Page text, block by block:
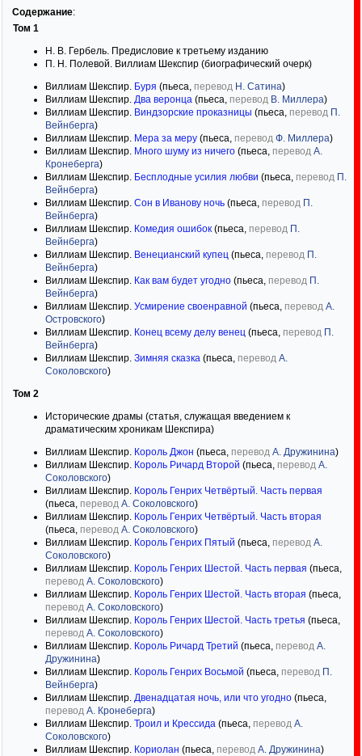
Содержание:
Том 1
Н. В. Гербель. Предисловие к третьему изданию
П. Н. Полевой. Виллиам Шекспир (биографический очерк)
Виллиам Шекспир. Буря (пьеса, перевод Н. Сатина)
Виллиам Шекспир. Два веронца (пьеса, перевод В. Миллера)
Виллиам Шекспир. Виндзорские проказницы (пьеса, перевод П.
Вейнберга)
Виллиам Шекспир. Мера за меру (пьеса, перевод Ф. Миллера)
Виллиам Шекспир. Много шуму из ничего (пьеса, перевод А.
Кронеберга)
Виллиам Шекспир. Бесплодные усилия любви (пьеса, перевод П.
Вейнберга)
Виллиам Шекспир. Сон в Иванову ночь (пьеса, перевод П.
Вейнберга)
Виллиам Шекспир. Комедия ошибок (пьеса, перевод П.
Вейнберга)
Виллиам Шекспир. Венецианский купец (пьеса, перевод П.
Вейнберга)
Виллиам Шекспир. Как вам будет угодно (пьеса, перевод П.
Вейнберга)
Виллиам Шекспир. Усмирение своенравной (пьеса, перевод А.
Островского)
Виллиам Шекспир. Конец всему делу венец (пьеса, перевод П.
Вейнберга)
Виллиам Шекспир. Зимняя сказка (пьеса, перевод А.
Соколовского)
Том 2
Исторические драмы (статья, служащая введением к
драматическим хроникам Шекспира)
Виллиам Шекспир. Король Джон (пьеса, перевод А. Дружинина)
Виллиам Шекспир. Король Ричард Второй (пьеса, перевод А.
Соколовского)
Виллиам Шекспир. Король Генрих Четвёртый. Часть первая
(пьеса, перевод А. Соколовского)
Виллиам Шекспир. Король Генрих Четвёртый. Часть вторая
(пьеса, перевод А. Соколовского)
Виллиам Шекспир. Король Генрих Пятый (пьеса, перевод А.
Соколовского)
Виллиам Шекспир. Король Генрих Шестой. Часть первая (пьеса,
перевод А. Соколовского)
Виллиам Шекспир. Король Генрих Шестой. Часть вторая (пьеса,
перевод А. Соколовского)
Виллиам Шекспир. Король Генрих Шестой. Часть третья (пьеса,
перевод А. Соколовского)
Виллиам Шекспир. Король Ричард Третий (пьеса, перевод А.
Дружинина)
Виллиам Шекспир. Король Генрих Восьмой (пьеса, перевод П.
Вейнберга)
Виллиам Шекспир. Двенадцатая ночь, или что угодно (пьеса,
перевод А. Кронеберга)
Виллиам Шекспир. Троил и Крессида (пьеса, перевод А.
Соколовского)
Виллиам Шекспир. Кориолан (пьеса, перевод А. Дружинина)